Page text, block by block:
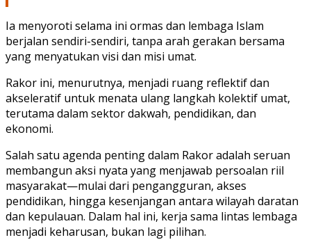
Ia menyoroti selama ini ormas dan lembaga Islam
berjalan sendiri-sendiri, tanpa arah gerakan bersama
yang menyatukan visi dan misi umat.
Rakor ini, menurutnya, menjadi ruang reflektif dan
akseleratif untuk menata ulang langkah kolektif umat,
terutama dalam sektor dakwah, pendidikan, dan
ekonomi.
Salah satu agenda penting dalam Rakor adalah seruan
membangun aksi nyata yang menjawab persoalan riil
masyarakat—mulai dari pengangguran, akses
pendidikan, hingga kesenjangan antara wilayah daratan
dan kepulauan. Dalam hal ini, kerja sama lintas lembaga
menjadi keharusan, bukan lagi pilihan.